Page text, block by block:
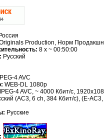
Россия
Production, Норм
8 x ~ 00:50:00
Русский
4 AVC
WEB-DL 1080p
4 AVC, ~ 4000 Кбит/с,
(AC3, 6 ch, 384 Кбит/с), (E-
Русские